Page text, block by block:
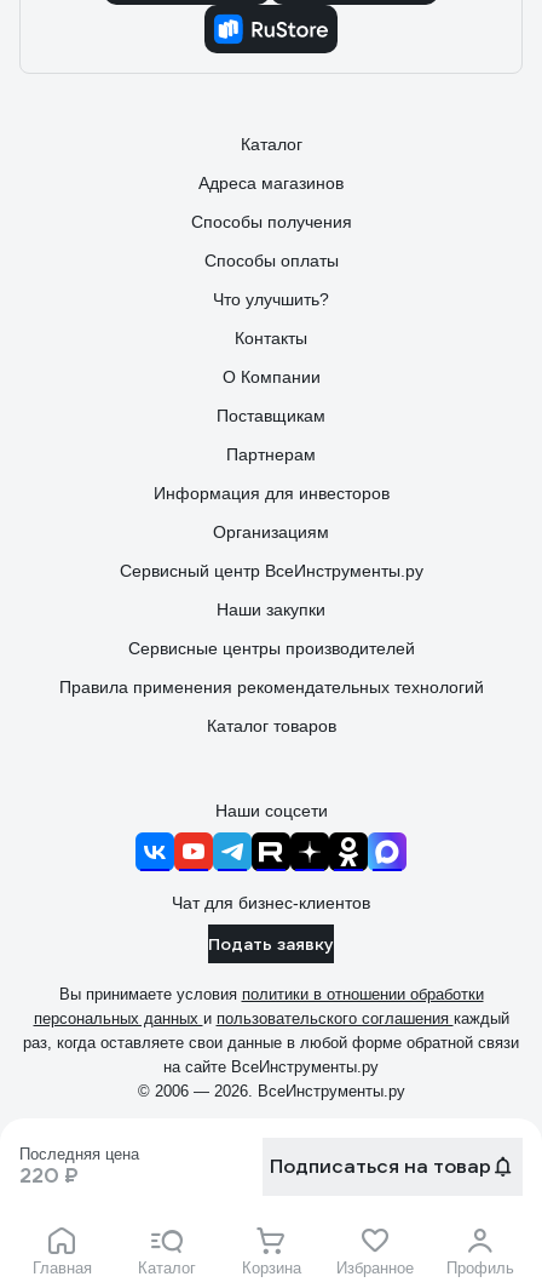
Последняя цена
220 ₽ Подписаться на товар
Главная Каталог Корзина Избранное Профиль
Каталог
Адреса магазинов
Способы получения
Способы оплаты
Что улучшить?
Контакты
О Компании
Поставщикам
Партнерам
Информация для инвесторов
Организациям
Сервисный центр ВсеИнструменты.ру
Наши закупки
Сервисные центры производителей
Правила применения рекомендательных технологий
Каталог товаров
Наши соцсети
Чат для бизнес-клиентов
Подать заявку
Вы принимаете условия политики в отношении обработки
персональных данных и пользовательского соглашения каждый
раз, когда оставляете свои данные в любой форме обратной связи
на сайте ВсеИнструменты.ру
© 2006 — 2026. ВсеИнструменты.ру